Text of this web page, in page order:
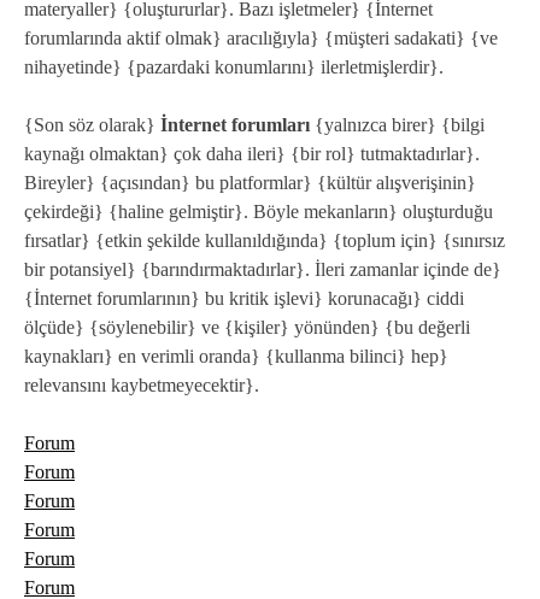
materyaller} {oluştururlar}. Bazı işletmeler} {İnternet
forumlarında aktif olmak} aracılığıyla} {müşteri sadakati} {ve
nihayetinde} {pazardaki konumlarını} ilerletmişlerdir}.
{Son söz olarak} İnternet forumları {yalnızca birer} {bilgi
kaynağı olmaktan} çok daha ileri} {bir rol} tutmaktadırlar}.
Bireyler} {açısından} bu platformlar} {kültür alışverişinin}
çekirdeği} {haline gelmiştir}. Böyle mekanların} oluşturduğu
fırsatlar} {etkin şekilde kullanıldığında} {toplum için} {sınırsız
bir potansiyel} {barındırmaktadırlar}. İleri zamanlar içinde de}
{İnternet forumlarının} bu kritik işlevi} korunacağı} ciddi
ölçüde} {söylenebilir} ve {kişiler} yönünden} {bu değerli
kaynakları} en verimli oranda} {kullanma bilinci} hep}
relevansını kaybetmeyecektir}.
Forum
Forum
Forum
Forum
Forum
Forum